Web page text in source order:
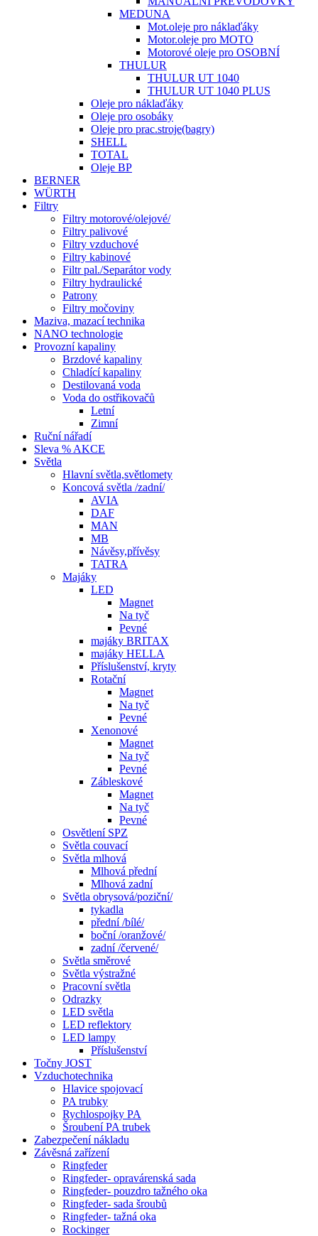
MEDUNA
Mot.oleje pro náklaďáky
Motor.oleje pro MOTO
Motorové oleje pro OSOBNÍ
THULUR
THULUR UT 1040
THULUR UT 1040 PLUS
Oleje pro náklaďáky
Oleje pro osobáky
Oleje pro prac.stroje(bagry)
SHELL
TOTAL
Oleje BP
BERNER
WÜRTH
Filtry
Filtry motorové/olejové/
Filtry palivové
Filtry vzduchové
Filtry kabinové
Filtr pal./Separátor vody
Filtry hydraulické
Patrony
Filtry močoviny
Maziva, mazací technika
NANO technologie
Provozní kapaliny
Brzdové kapaliny
Chladící kapaliny
Destilovaná voda
Voda do ostřikovačů
Letní
Zimní
Ruční nářadí
Sleva % AKCE
Světla
Hlavní světla,světlomety
Koncová světla /zadní/
AVIA
DAF
MAN
MB
Návěsy,přívěsy
TATRA
Majáky
LED
Magnet
Na tyč
Pevné
majáky BRITAX
majáky HELLA
Příslušenství, kryty
Rotační
Magnet
Na tyč
Pevné
Xenonové
Magnet
Na tyč
Pevné
Zábleskové
Magnet
Na tyč
Pevné
Osvětlení SPZ
Světla couvací
Světla mlhová
Mlhová přední
Mlhová zadní
Světla obrysová/poziční/
tykadla
přední /bílé/
boční /oranžové/
zadní /červené/
Světla směrové
Světla výstražné
Pracovní světla
Odrazky
LED světla
LED reflektory
LED lampy
Příslušenství
Točny JOST
Vzduchotechnika
Hlavice spojovací
PA trubky
Rychlospojky PA
Šroubení PA trubek
Zabezpečení nákladu
Závěsná zařízení
Ringfeder
Ringfeder- opravárenská sada
Ringfeder- pouzdro tažného oka
Ringfeder- sada šroubů
Ringfeder- tažná oka
Rockinger